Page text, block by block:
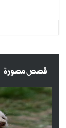
قصص مصورة